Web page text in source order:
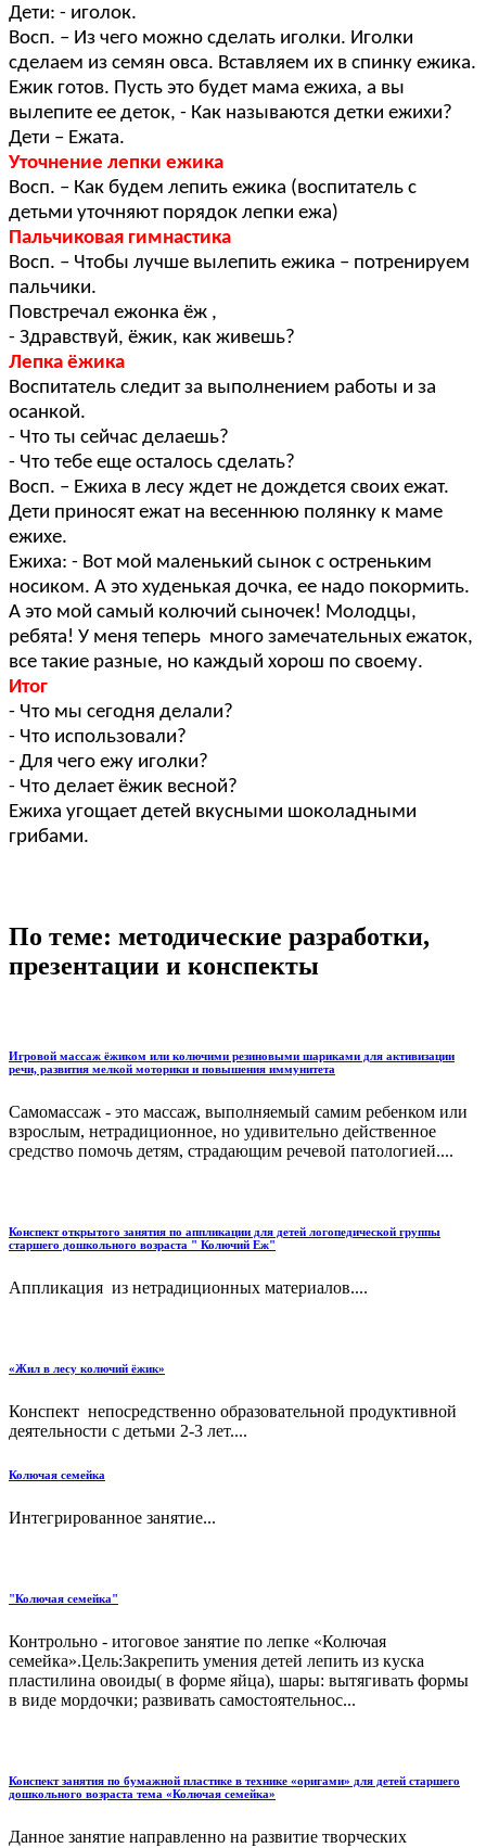
Дети: - иголок.
Восп. – Из чего можно сделать иголки. Иголки
сделаем из семян овса. Вставляем их в спинку ежика.
Ежик готов. Пусть это будет мама ежиха, а вы
вылепите ее деток, - Как называются детки ежихи?
Дети – Ежата.
Уточнение лепки ежика
Восп. – Как будем лепить ежика (воспитатель с
детьми уточняют порядок лепки ежа)
Пальчиковая гимнастика
Восп. – Чтобы лучше вылепить ежика – потренируем
пальчики.
Повстречал ежонка ёж ,
- Здравствуй, ёжик, как живешь?
Лепка ёжика
Воспитатель следит за выполнением работы и за
осанкой.
- Что ты сейчас делаешь?
- Что тебе еще осталось сделать?
Восп. – Ежиха в лесу ждет не дождется своих ежат.
Дети приносят ежат на весеннюю полянку к маме
ежихе.
Ежиха: - Вот мой маленький сынок с остреньким
носиком. А это худенькая дочка, ее надо покормить.
А это мой самый колючий сыночек! Молодцы,
ребята! У меня теперь много замечательных ежаток,
все такие разные, но каждый хорош по своему.
Итог
- Что мы сегодня делали?
- Что использовали?
- Для чего ежу иголки?
- Что делает ёжик весной?
Ежиха угощает детей вкусными шоколадными
грибами.
По теме: методические разработки,
презентации и конспекты
Игровой массаж ёжиком или колючими резиновыми шариками для активизации
речи, развития мелкой моторики и повышения иммунитета
Самомассаж - это массаж, выполняемый самим ребенком или
взрослым, нетрадиционное, но удивительно действенное
средство помочь детям, страдающим речевой патологией....
Конспект открытого занятия по аппликации для детей логопедической группы
старшего дошкольного возраста " Колючий Еж"
Аппликация из нетрадиционных материалов....
«Жил в лесу колючий ёжик»
Конспект непосредственно образовательной продуктивной
деятельности с детьми 2-3 лет....
Колючая семейка
Интегрированное занятие...
"Колючая семейка"
Контрольно - итоговое занятие по лепке «Колючая
семейка».Цель:Закрепить умения детей лепить из куска
пластилина овоиды( в форме яйца), шары: вытягивать формы
в виде мордочки; развивать самостоятельнос...
Конспект занятия по бумажной пластике в технике «оригами» для детей старшего
дошкольного возраста тема «Колючая семейка»
Данное занятие направленно на развитие творческих